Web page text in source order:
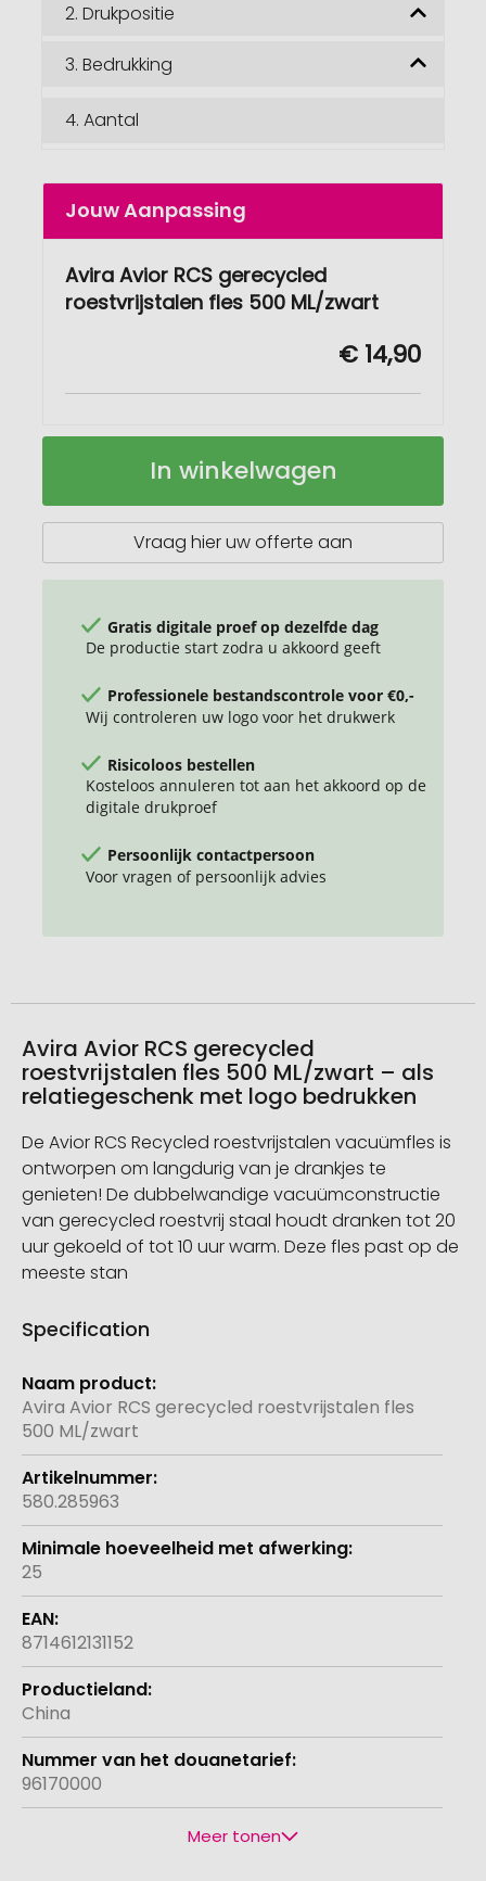
2. Drukpositie
3. Bedrukking
4. Aantal
Jouw Aanpassing
Avira Avior RCS gerecycled
roestvrijstalen fles 500 ML/zwart
€ 14,90
Avira
gerecycleerde
roestvrijstalen
Op
In winkelwagen
Vraag hier uw offerte aan
Gratis digitale proef op dezelfde dag
De productie start zodra u akkoord geeft
Professionele bestandscontrole voor €0,-
Wij controleren uw logo voor het drukwerk
Risicoloos bestellen
Kosteloos annuleren tot aan het akkoord op de
digitale drukproef
Persoonlijk contactpersoon
Voor vragen of persoonlijk advies
Avira Avior RCS gerecycled
roestvrijstalen fles 500 ML/zwart – als
relatiegeschenk met logo bedrukken
De Avior RCS Recycled roestvrijstalen vacuümfles is
ontworpen om langdurig van je drankjes te
genieten! De dubbelwandige vacuümconstructie
van gerecycled roestvrij staal houdt dranken tot 20
uur gekoeld of tot 10 uur warm. Deze fles past op de
meeste stan
Specification
Meer
informatie
Avira Avior RCS gerecycled roestvrijstalen fles
500 ML/zwart
580.285963
25
8714612131152
China
96170000
Meer tonen